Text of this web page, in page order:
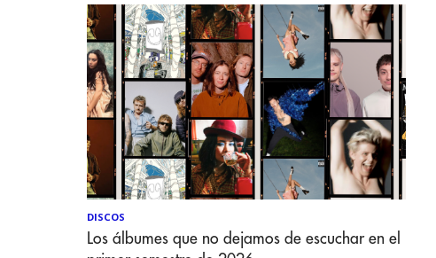
DISCOS
Los álbumes que no dejamos de escuchar en el